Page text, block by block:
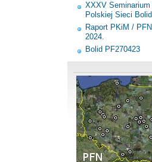
XXXV
Polskiej Sieci
Raport PKiM /
2024.
Bolid PF270423